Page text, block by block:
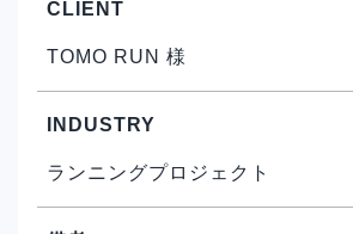
CLIENT
TOMO RUN 様
INDUSTRY
ランニングプロジェクト